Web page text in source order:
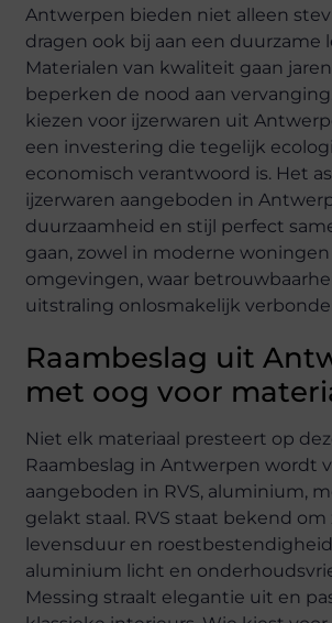
Antwerpen bieden niet alleen
dragen ook bij aan een duurzame
Materialen van kwaliteit gaan
beperken de nood aan
kiezen voor ijzerwaren uit
een investering die tegelijk
economisch verantwoord is. Het
ijzerwaren aangeboden in
duurzaamheid en stijl perfect
gaan, zowel in moderne woningen
omgevingen, waar
uitstraling onlosmakelijk
Raambeslag uit
met oog voor
Niet elk materiaal presteert op
Raambeslag in Antwerpen wordt
aangeboden in RVS, aluminium,
gelakt staal. RVS staat bekend om
levensduur en
aluminium licht en
Messing straalt elegantie uit en